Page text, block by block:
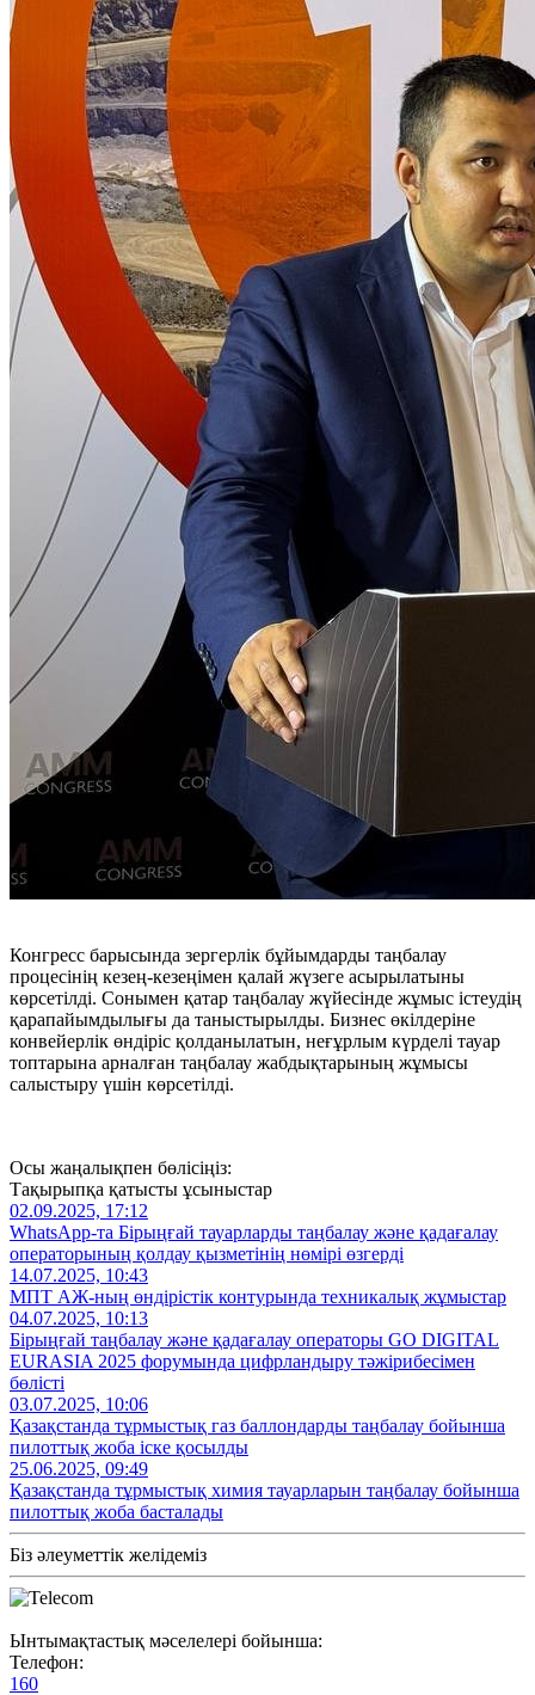
Конгресс барысында зергерлік бұйымдарды таңбалау
процесінің кезең-кезеңімен қалай жүзеге асырылатыны
көрсетілді. Сонымен қатар таңбалау жүйесінде жұмыс істеудің
қарапайымдылығы да таныстырылды. Бизнес өкілдеріне
конвейерлік өндіріс қолданылатын, неғұрлым күрделі тауар
топтарына арналған таңбалау жабдықтарының жұмысы
салыстыру үшін көрсетілді.
Осы жаңалықпен бөлісіңіз:
Тақырыпқа қатысты ұсыныстар
02.09.2025, 17:12
WhatsApp-та Бірыңғай тауарларды таңбалау және қадағалау
операторының қолдау қызметінің нөмірі өзгерді
14.07.2025, 10:43
МПТ АЖ-ның өндірістік контурында техникалық жұмыстар
04.07.2025, 10:13
Бірыңғай таңбалау және қадағалау операторы GO DIGITAL
EURASIA 2025 форумында цифрландыру тәжірибесімен
бөлісті
03.07.2025, 10:06
Қазақстанда тұрмыстық газ баллондарды таңбалау бойынша
пилоттық жоба іске қосылды
25.06.2025, 09:49
Қазақстанда тұрмыстық химия тауарларын таңбалау бойынша
пилоттық жоба басталады
Біз әлеуметтік желідеміз
Ынтымақтастық мәселелері бойынша:
Телефон:
160